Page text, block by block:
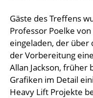
Gäste des Treffens
Professor Poelke
eingeladen, der über
der Vorbereitung
Allan Jackson, früher
Grafiken im Detail
Heavy Lift Projekte